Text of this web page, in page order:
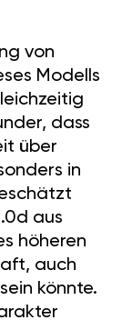
von
Modells
dass
über
in
aus
höheren
auch
könnte.